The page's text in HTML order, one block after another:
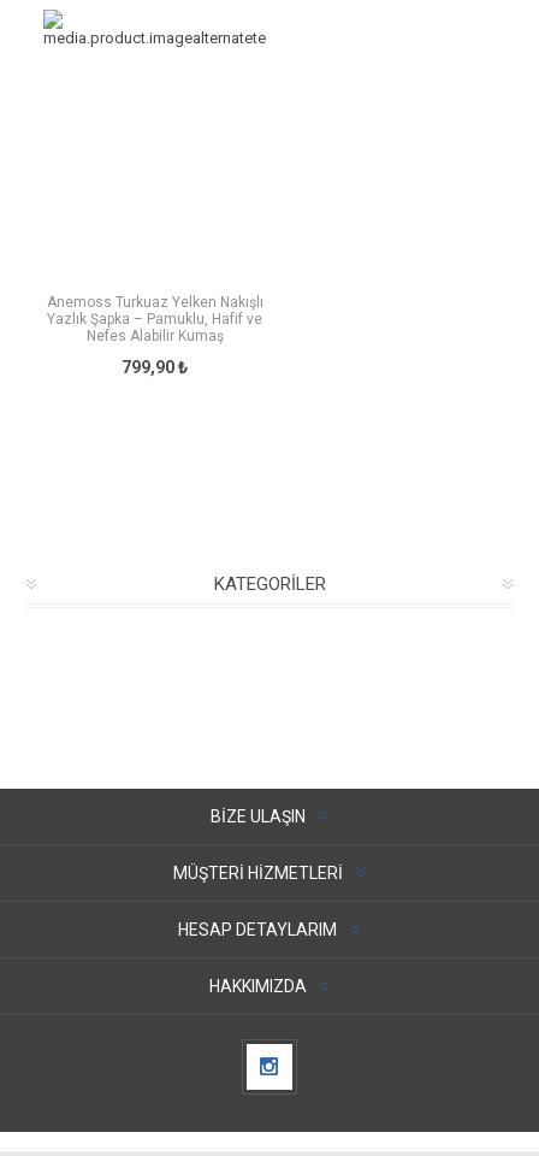
Anemoss Turkuaz Yelken Nakışlı
Yazlık Şapka – Pamuklu, Hafif ve
Nefes Alabilir Kumaş
799,90 ₺
KATEGORILER
BIZE ULAŞIN
MÜŞTERI HIZMETLERI
HESAP DETAYLARIM
HAKKIMIZDA